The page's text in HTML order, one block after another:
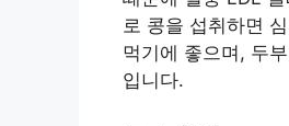
로 콩을 섭취하면
먹기에 좋으며, 두
입니다.